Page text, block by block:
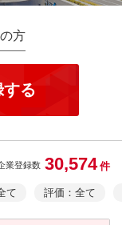
の方
る
業登録数 30,574 件
て 評価：全て